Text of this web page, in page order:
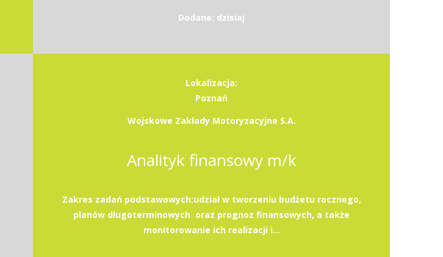
Dodane: dzisiaj
Lokalizacja:
Poznań
Wojskowe Zakłady Motoryzacyjne S.A.
Analityk finansowy m/k
Zakres zadań podstawowych:udział w tworzeniu budżetu rocznego,
planów długoterminowych oraz prognoz finansowych, a także
monitorowanie ich realizacji i...